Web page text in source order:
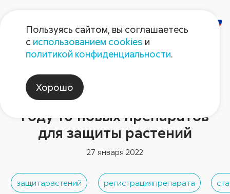
Новости отрасли
Компания «Август»
зарегистрировала в 2021
году 10 новых препаратов
для защиты растений
27 января 2022
защитарастений регистрацияпрепарата
Пользуясь сайтом, вы соглашаетесь
с использованием cookies и
политикой конфиденциальности.
Хорошо